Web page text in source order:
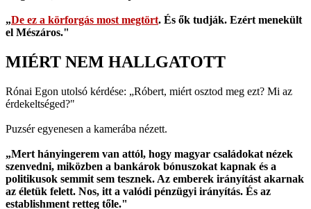
„De ez a körforgás most megtört. És ők tudják. Ezért menekült
el Mészáros."
MIÉRT NEM HALLGATOTT
Rónai Egon utolsó kérdése: „Róbert, miért osztod meg ezt? Mi az
érdekeltséged?"
Puzsér egyenesen a kamerába nézett.
„Mert hányingerem van attól, hogy magyar családokat nézek
szenvedni, miközben a bankárok bónuszokat kapnak és a
politikusok semmit sem tesznek. Az emberek irányítást akarnak
az életük felett. Nos, itt a valódi pénzügyi irányítás. És az
establishment retteg tőle."